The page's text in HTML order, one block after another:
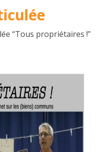
“Tous propriétaires !”